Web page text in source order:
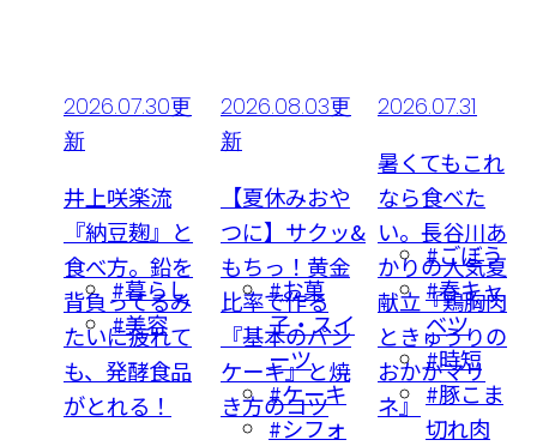
2026.07.30更
新
井上咲楽流
『納豆麹』と
食べ方。鉛を
背負ってるみ
たいに疲れて
も、発酵食品
がとれる！
#暮らし
#美容
2026.08.03更
新
【夏休みおや
つに】サクッ&
もちっ！黄金
比率で作る
『基本のパン
ケーキ』と焼
き方のコツ
#お菓
子・スイ
ーツ
#ケーキ
#シフォ
2026.07.31
暑くてもこれ
なら食べた
い。長谷川あ
かりの人気夏
献立『鶏胸肉
ときゅうりの
おかかマリ
ネ』
#ごぼう
#春キャ
ベツ
#時短
#豚こま
切れ肉